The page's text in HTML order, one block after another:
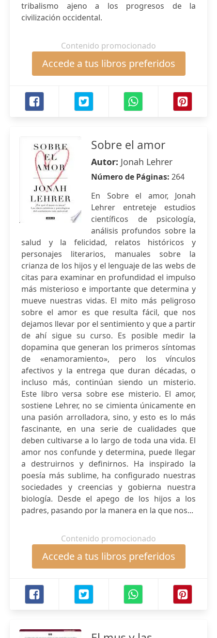
tribalismo ajeno a los progresos de la
civilización occidental.
Contenido promocionado
Accede a tus libros preferidos
Sobre el amor
Autor: Jonah Lehrer
Número de Páginas: 264
En Sobre el amor, Jonah
Lehrer entreteje estudios
científicos de psicología,
análisis profundos sobre la
salud y la felicidad, relatos históricos y
personajes literarios, manuales sobre la
crianza de los hijos y el lenguaje de las webs de
citas para examinar en profundidad el impulso
más misterioso e importante que determina y
mueve nuestras vidas. El mito más peligroso
sobre el amor es que resulta fácil, que nos
dejamos llevar por el sentimiento y que a partir
de ahí sigue su curso. Es posible medir la
dopamina que generan los primeros síntomas
de «enamoramiento», pero los vínculos
afectivos y la entrega que duran décadas, o
incluso más, continúan siendo un misterio.
Este libro versa sobre ese misterio. El amor,
sostiene Lehrer, no se cimienta únicamente en
una pasión arrolladora, sino, y esto es lo más
fascinante, en una serie de cualidades que
deben cultivarse a lo largo de toda una vida. El
amor nos confunde y determina, puede llegar
a destruirnos y definirnos. Ha inspirado la
poesía más sublime, ha configurado nuestras
sociedades y creencias y gobierna nuestra
biología. Desde el apego de los hijos a los
padres, pasando por la manera en la que nos...
Contenido promocionado
Accede a tus libros preferidos